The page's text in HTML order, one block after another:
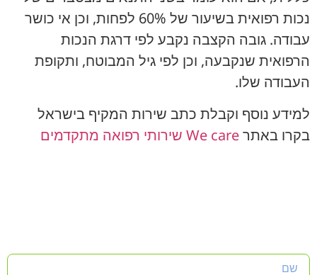
נכות רפואית בשיעור של 60% לפחות, וכן אי כושר
עבודה. גובה הקצבה נקבע לפי דרגת הנכות
הרפואית שנקבעה, וכן לפי גיל המבוטח, ותקופת
העבודה שלו.
למידע נוסף וקבלת כתב שירות המקיף בישראל
בקרו באתרWe care שירותי רפואה מתקדמים